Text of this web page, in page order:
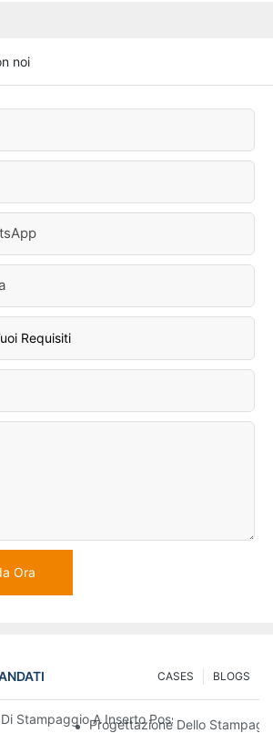
noi
Requisiti
Ora
BLOGS
CASES
Stampaggio A Inserto Possono Gestire
Progettazione Dello